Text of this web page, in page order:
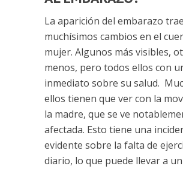
La aparición del embarazo trae
muchísimos cambios en el
mujer. Algunos más visibles,
menos, pero todos ellos con
inmediato sobre su salud.
ellos tienen que ver con la
la madre, que se ve
afectada. Esto tiene una
evidente sobre la falta de
diario, lo que puede llevar a un